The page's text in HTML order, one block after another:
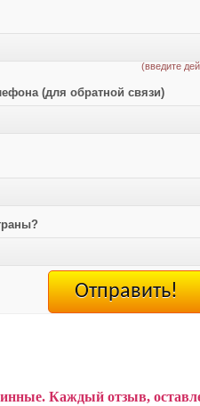
(введите
(для обратной связи)
Каждый отзыв,